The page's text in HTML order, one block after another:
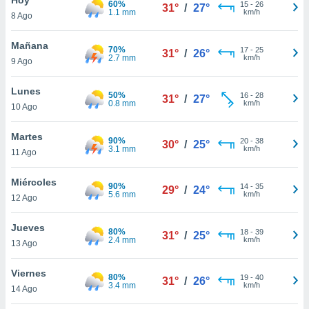
y
en
más
de
8 Ago
60%
1.1 mm
31° / 27° 15- 26
km/h
Mañana
9 Ago
70%
2.7 mm
31° / 26° 17- 25
km/h
Lunes
10 Ago
50%
0.8 mm
31° / 27° 16- 28
km/h
Martes
11 Ago
90%
3.1 mm
30° / 25° 20- 38
km/h
Miércoles
12 Ago
90%
5.6 mm
29° / 24° 14- 35
km/h
Jueves
13 Ago
80%
2.4 mm
31° / 25° 18- 39
km/h
Viernes
14 Ago
80%
3.4 mm
31° / 26° 19- 40
km/h